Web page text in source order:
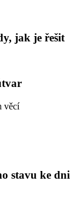
jak je řešit
věcí
stavu ke dni